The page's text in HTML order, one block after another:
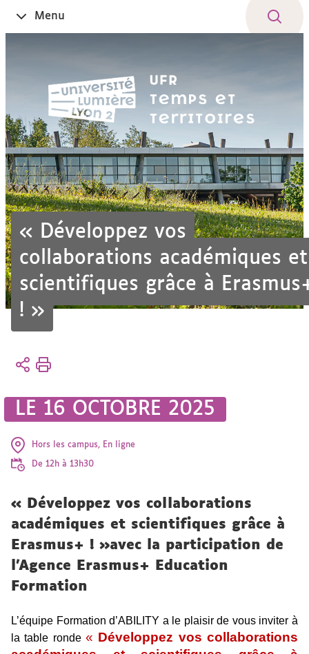
Ouvrir
le
Menu
« Développez vos
collaborations académiques et
scientifiques grâce à
! »
Vous
Accueil
l'UFR
Actualités
LE 16 OCTOBRE 2025
Hors les campus, En ligne
De 12h à 13h30
« Développez vos collaborations
académiques et scientifiques grâce à
Erasmus+ ! »avec la participation de
l’Agence Erasmus+ Education
Formation
L’équipe Formation d’ABILITY a le plaisir de vous inviter à
la table ronde « Développez vos collaborations